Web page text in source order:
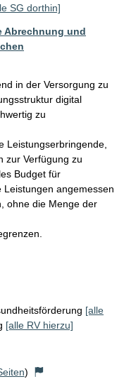
SG dorthin]
Abrechnung und
in der Versorgung zu
digital
zu
Leistungserbringende,
zur Verfügung zu
Budget für
Leistungen angemessen
ohne die Menge der
[alle
[alle RV hierzu]
)